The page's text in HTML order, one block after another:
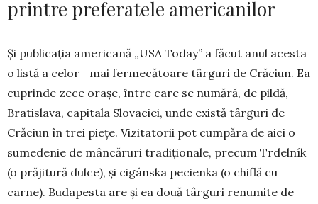
printre preferatele americanilor
Și publicația ameri­ca­nă „USA Today” a fă­cut anul acesta
o listă a celor mai fermecătoare târ­guri de Crăciun. Ea
cu­prinde zece orașe, în­tre care se numără, de pildă,
Bratislava, capita­la Slovaciei, unde există târguri de
Crăciun în trei piețe. Vizitatorii pot cum­păra de aici o
su­medenie de mâncăruri tradițio­nale, precum Trdelník
(o prăjitură dulce), și cigánska pecienka (o chiflă cu
carne). Budapesta are și ea două târguri renumite de